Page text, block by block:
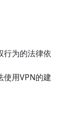
行为的法律依
使用VPN的建